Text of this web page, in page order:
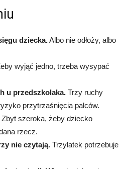
dziecka.Albo nie odłoży, albo
wyjąć jedno, trzeba wysypać
u przedszkolaka. Trzy ruchy
przytrzaśnięcia palców.
Zbyt szeroka, żeby dziecko
rzecz.
nie czytają. Trzylatek potrzebuje